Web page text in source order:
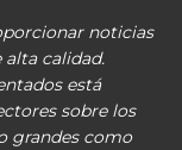
noticias
alta calidad.
está
sobre los
grandes como